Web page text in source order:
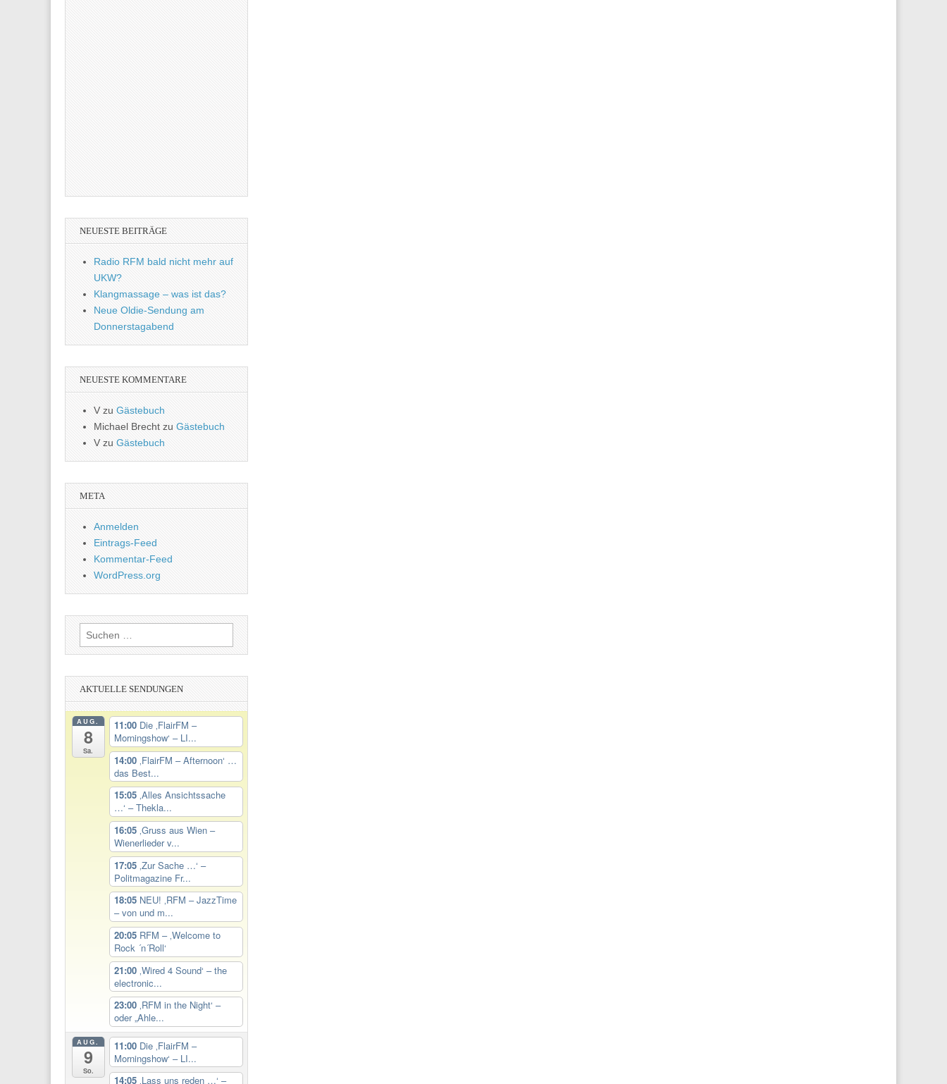
NEUESTE BEITRÄGE
Radio RFM bald nicht mehr auf
UKW?
Klangmassage – was ist das?
Neue Oldie-Sendung am
Donnerstagabend
NEUESTE KOMMENTARE
V zu Gästebuch
Michael Brecht zu Gästebuch
Vzu Gästebuch
META
Anmelden
Eintrags-Feed
Kommentar-Feed
WordPress.org
Suchen
nach:
AKTUELLE SENDUNGEN
AUG.
8
Sa.
11:00 Die ‚FlairFM –
Morningshow‘ – LI...
14:00 ‚FlairFM – Afternoon‘ …
das Best...
15:05 ‚Alles Ansichtssache
…‘ – Thekla...
16:05 ‚Gruss aus Wien –
Wienerlieder v...
17:05 ‚Zur Sache …‘ –
Politmagazine Fr...
18:05 NEU! ‚RFM – JazzTime
– von und m...
20:05 RFM – ‚Welcome to
Rock ´n´Roll‘
21:00 ‚Wired 4 Sound‘ – the
electronic...
23:00 ‚RFM in the Night‘ –
oder „Ahle...
AUG.
9
So.
11:00 Die ‚FlairFM –
Morningshow‘ – LI...
14:05 ‚Lass uns reden …‘ –